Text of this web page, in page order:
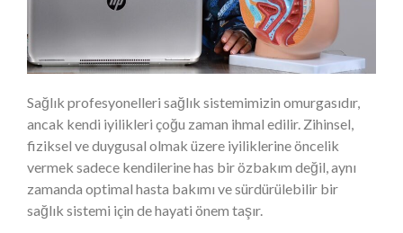
Sağlık profesyonelleri sağlık sistemimizin omurgasıdır,
ancak kendi iyilikleri çoğu zaman ihmal edilir. Zihinsel,
fiziksel ve duygusal olmak üzere iyiliklerine öncelik
vermek sadece kendilerine has bir özbakım değil, aynı
zamanda optimal hasta bakımı ve sürdürülebilir bir
sağlık sistemi için de hayati önem taşır.